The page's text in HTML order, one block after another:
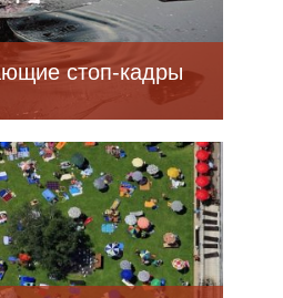
стоп-кадры